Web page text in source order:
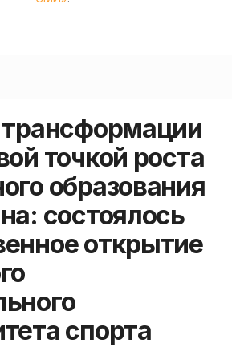
трансформации
точкой роста
образования
состоялось
открытие
спорта